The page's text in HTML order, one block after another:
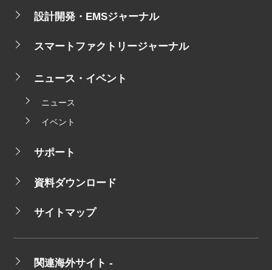
設計開発・EMSジャーナル
スマートファクトリージャーナル
ニュース・イベント
ニュース
イベント
サポート
資料ダウンロード
サイトマップ
関連海外サイト -